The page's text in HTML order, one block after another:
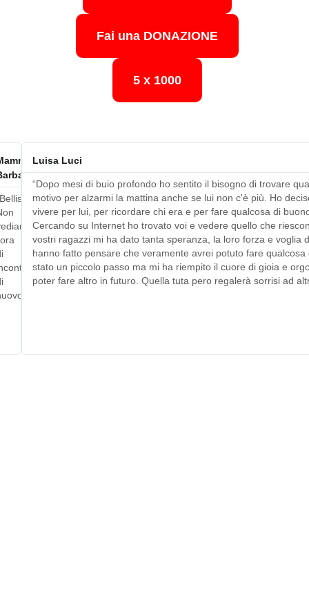
Fai una DONAZIONE
5 x 1000
Luisa Luci
“Dopo mesi di buio profondo ho sentito il bisogno di trovare
motivo per alzarmi la mattina anche se lui non c'è più. Ho
vivere per lui, per ricordare chi era e per fare qualcosa di
Cercando su Internet ho trovato voi e vedere quello che
vostri ragazzi mi ha dato tanta speranza, la loro forza e voglia
hanno fatto pensare che veramente avrei potuto fare qualcosa
stato un piccolo passo ma mi ha riempito il cuore di gioia e
poter fare altro in futuro. Quella tuta pero regalerà sorrisi ad